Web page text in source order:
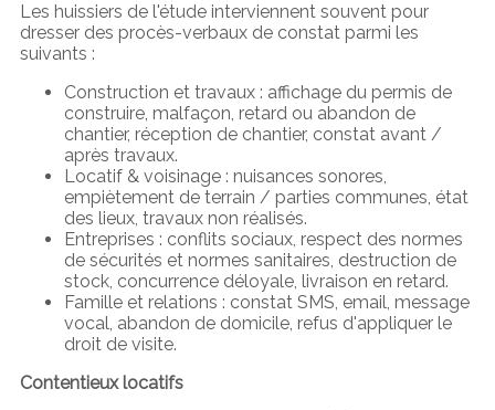
Les huissiers de l'étude interviennent souvent pour
dresser des procès-verbaux de constat parmi les
suivants :
Construction et travaux : affichage du permis de
construire, malfaçon, retard ou abandon de
chantier, réception de chantier, constat avant /
après travaux.
Locatif & voisinage : nuisances sonores,
empiètement de terrain / parties communes, état
des lieux, travaux non réalisés.
Entreprises : conflits sociaux, respect des normes
de sécurités et normes sanitaires, destruction de
stock, concurrence déloyale, livraison en retard.
Famille et relations : constat SMS, email, message
vocal, abandon de domicile, refus d'appliquer le
droit de visite.
Contentieux locatifs